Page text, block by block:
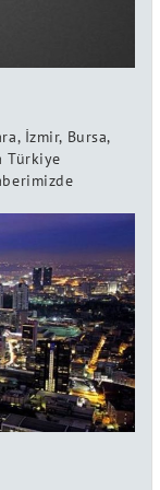
İzmir, Bursa,
Türkiye